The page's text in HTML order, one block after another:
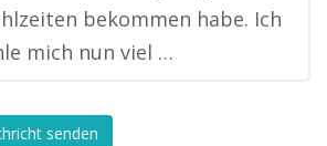
bekommen habe. Ich
mich nun viel …
senden